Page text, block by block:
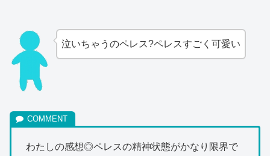
泣いちゃうのペレス?ペレスすごく可愛い
わたしの感想◎ペレスの精神状態がかなり限界で